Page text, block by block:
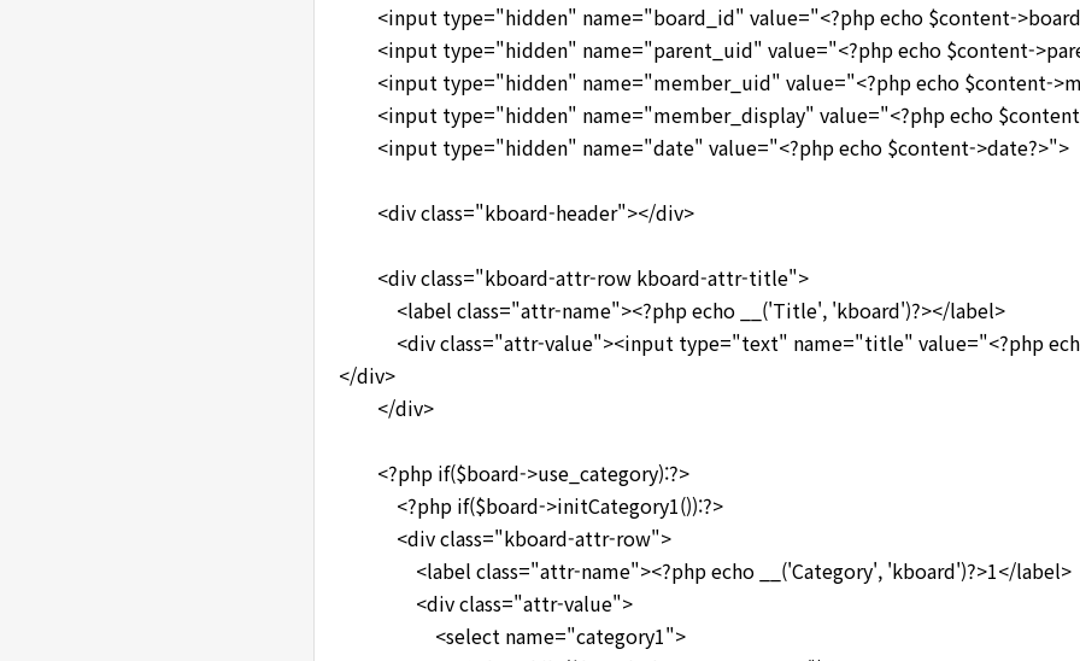
<input type="hidden" name="board_id" value="<?php echo $content-
<input type="hidden" name="parent_uid" value="<?php echo $content-
<input type="hidden" name="member_uid" value="<?php echo $content-
<input type="hidden" name="member_display" value="<?php echo
<input type="hidden" name="date" value="<?php echo $content->date?>">
<div class="kboard-header"></div>
<div class="kboard-attr-row kboard-attr-title">
<label class="attr-name"><?php echo __('Title', 'kboard')?></label>
<div class="attr-value"><input type="text" name="title" value="<?php
</div>
</div>
<?php if($board->use_category):?>
<?php if($board->initCategory1()):?>
<div class="kboard-attr-row">
<label class="attr-name"><?php echo __('Category', 'kboard')?>1</label>
<div class="attr-value">
<select name="category1">